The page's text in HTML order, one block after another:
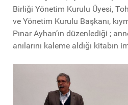
Birliği Yönetim Kurulu Üyesi,
ve Yönetim Kurulu Başkanı,
Pınar Ayhan’ın düzenlediği ;
anılarını kaleme aldığı kitabın